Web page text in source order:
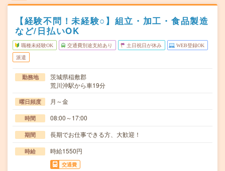
【経験不問！未経験○】組立・加工・食品製造
など/日払いOK
職種未経験OK 交通費別途支給あり 土日祝日が休み WEB登録OK
派遣
勤務地
茨城県稲敷郡
荒川沖駅から車19分
曜日頻度 月～金
時間 08:00～17:00
期間 長期でお仕事できる方、大歓迎！
時給 時給1550円
交通費